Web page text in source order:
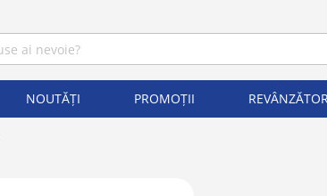
NOUTĂȚI PROMOȚII